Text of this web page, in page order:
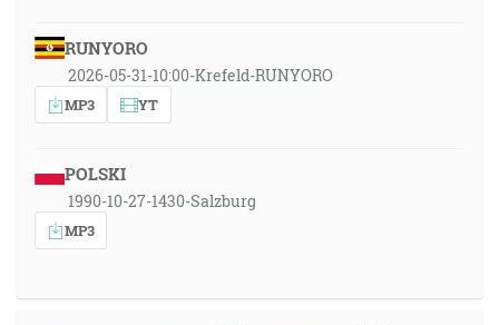
RUNYORO
2026-05-31-10:00-Krefeld-RUNYORO
MP3 YT
POLSKI
1990-10-27-1430-Salzburg
MP3